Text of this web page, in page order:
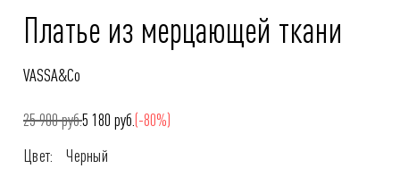
Платье из мерцающей ткани
VASSA&Co
25 900 руб.5 180 руб.(-80%)
Цвет:
Черный